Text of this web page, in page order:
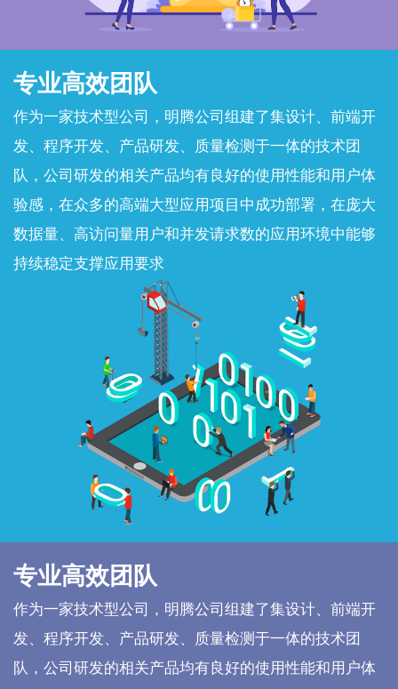
专业高效团队
作为一家技术型公司，明腾公司组建了集设计、前端开
发、程序开发、产品研发、质量检测于一体的技术团
队，公司研发的相关产品均有良好的使用性能和用户体
验感，在众多的高端大型应用项目中成功部署，在庞大
数据量、高访问量用户和并发请求数的应用环境中能够
持续稳定支撑应用要求
专业高效团队
作为一家技术型公司，明腾公司组建了集设计、前端开
发、程序开发、产品研发、质量检测于一体的技术团
队，公司研发的相关产品均有良好的使用性能和用户体